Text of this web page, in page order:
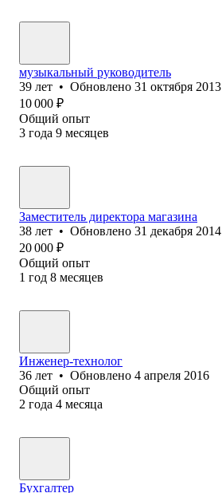
музыкальный руководитель
39 лет • Обновлено 31 октября 2013
10 000 ₽
Общий опыт
3 года 9 месяцев
Заместитель директора магазина
38 лет • Обновлено 31 декабря 2014
20 000 ₽
Общий опыт
1 год 8 месяцев
Инженер-технолог
36 лет • Обновлено 4 апреля 2016
Общий опыт
2 года 4 месяца
Бухгалтер